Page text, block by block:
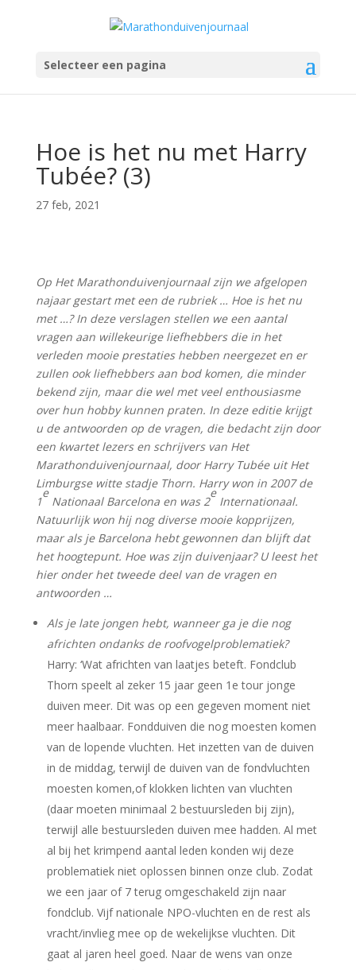
Selecteer een pagina
Hoe is het nu met Harry
Tubée? (3)
27 feb, 2021
Op Het Marathonduivenjournaal zijn we afgelopen
najaar gestart met een de rubriek … Hoe is het nu
met …? In deze verslagen stellen we een aantal
vragen aan willekeurige liefhebbers die in het
verleden mooie prestaties hebben neergezet en er
zullen ook liefhebbers aan bod komen, die minder
bekend zijn, maar die wel met veel enthousiasme
over hun hobby kunnen praten. In deze editie krijgt
u de antwoorden op de vragen, die bedacht zijn door
een kwartet lezers en schrijvers van Het
Marathonduivenjournaal, door Harry Tubée uit Het
Limburgse witte stadje Thorn. Harry won in 2007 de
1
e
Nationaal Barcelona en was 2
e
Internationaal.
Natuurlijk won hij nog diverse mooie kopprijzen,
maar als je Barcelona hebt gewonnen dan blijft dat
het hoogtepunt. Hoe was zijn duivenjaar? U leest het
hier onder het tweede deel van de vragen en
antwoorden …
Als je late jongen hebt, wanneer ga je die nog
africhten ondanks de roofvogelproblematiek?
Harry: ‘Wat africhten van laatjes beteft. Fondclub
Thorn speelt al zeker 15 jaar geen 1e tour jonge
duiven meer. Dit was op een gegeven moment niet
meer haalbaar. Fondduiven die nog moesten komen
van de lopende vluchten. Het inzetten van de duiven
in de middag, terwijl de duiven van de fondvluchten
moesten komen,of klokken lichten van vluchten
(daar moeten minimaal 2 bestuursleden bij zijn),
terwijl alle bestuursleden duiven mee hadden. Al met
al bij het krimpend aantal leden konden wij deze
problematiek niet oplossen binnen onze club. Zodat
we een jaar of 7 terug omgeschakeld zijn naar
fondclub. Vijf nationale NPO-vluchten en de rest als
vracht/invlieg mee op de wekelijkse vluchten. Dit
gaat al jaren heel goed. Naar de wens van onze